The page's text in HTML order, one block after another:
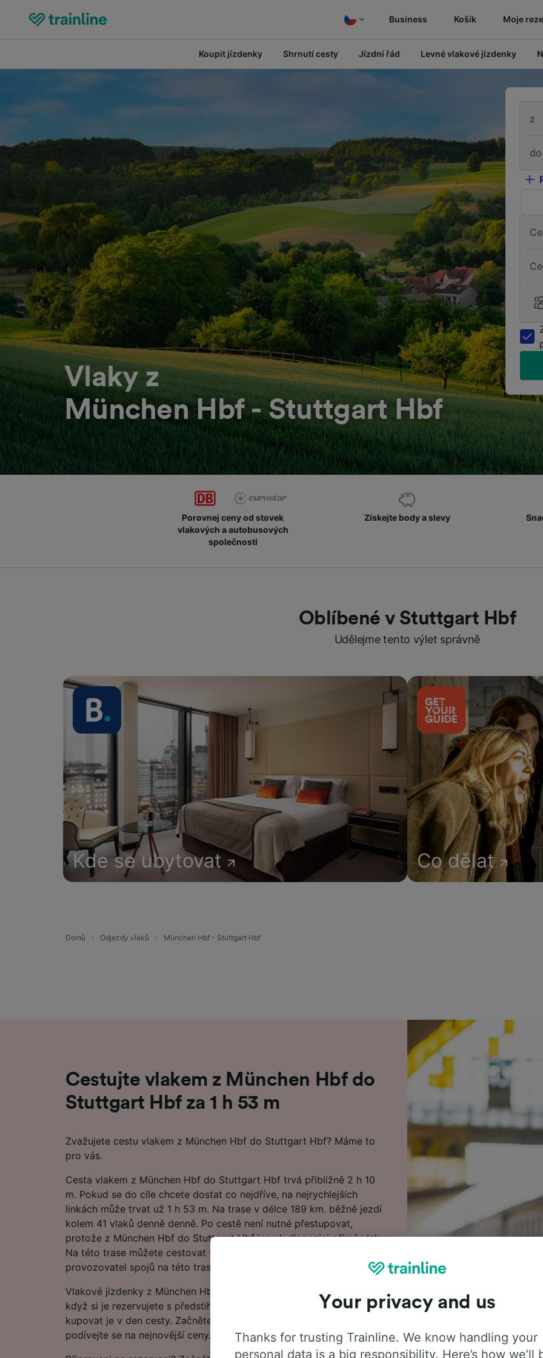
Business Košík Moje
Koupit jízdenky Shrnutí cesty Jízdní řád Levné vlakové jízdenky
Vlaky z
München Hbf - Stuttgart Hbf
z
do
Porovnej ceny od stovek
vlakových a autobusových
společností
Získejte body a slevy
Oblíbené v Stuttgart Hbf
Udělejme tento výlet správně
Kde se ubytovat Co dělat
Domů Odjezdy vlaků München Hbf - Stuttgart Hbf
Cestujte vlakem z München Hbf do
Stuttgart Hbf za 1 h 53 m
Zvažujete cestu vlakem z München Hbf do Stuttgart Hbf? Máme to
pro vás.
Cesta vlakem z München Hbf do Stuttgart Hbf trvá přibližně 2 h 10
m. Pokud se do cíle chcete dostat co nejdříve, na nejrychlejších
linkách může trvat už 1 h 53 m. Na trase v délce 189 km. běžně jezdí
kolem 41 vlaků denně denně. Po cestě není nutné přestupovat,
protože z München Hbf do Stuttgart Hbf jsou k dispozici přímé vlaky.
Na této trase můžete cestovat vlakem DB, protože to je hlavní
provozovatel spojů na této trase.
Vlakové jízdenky z München Hbf do Stuttgart Hbf začínají na 6.99 €,
když si je rezervujete s předstihem, což může být levnější než
kupovat je v den cesty. Začněte hledat v našem Plánovači cest a
podívejte se na nejnovější ceny.
Your privacy and us
Thanks for trusting Trainline. We know handling your
personal data is a big responsibility. Here’s how we’ll